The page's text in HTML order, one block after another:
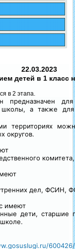
22.03.2023
детей в 1 класс
в 2 этапа.
для
школы, а также
территориях
округов.
дел,
имеют
дети, старшие